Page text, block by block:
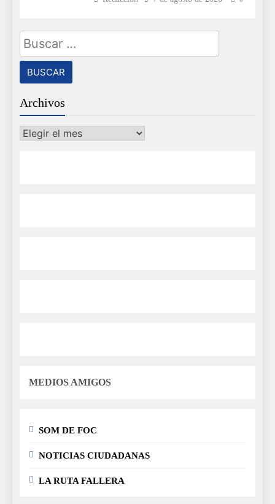
Buscar:
Archivos
Archivos
MEDIOS AMIGOS
SOM DE FOC
NOTICIAS CIUDADANAS
LA RUTA FALLERA